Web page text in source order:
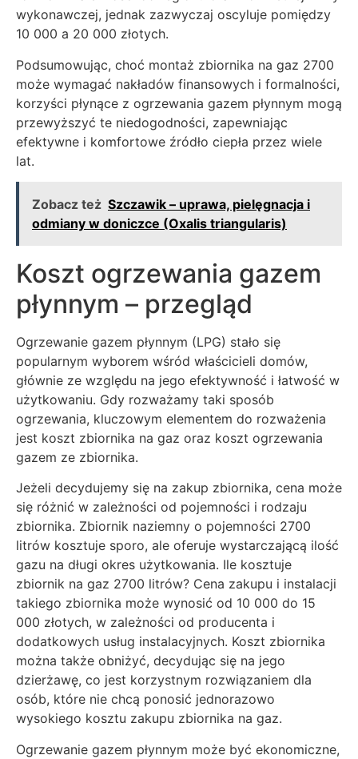
wykonawczej, jednak zazwyczaj oscyluje pomiędzy
10 000 a 20 000 złotych.
Podsumowując, choć montaż zbiornika na gaz 2700
może wymagać nakładów finansowych i formalności,
korzyści płynące z ogrzewania gazem płynnym mogą
przewyższyć te niedogodności, zapewniając
efektywne i komfortowe źródło ciepła przez wiele
lat.
Zobacz też Szczawik – uprawa, pielęgnacja i
odmiany w doniczce (Oxalis triangularis)
Koszt ogrzewania gazem
płynnym – przegląd
Ogrzewanie gazem płynnym (LPG) stało się
popularnym wyborem wśród właścicieli domów,
głównie ze względu na jego efektywność i łatwość w
użytkowaniu. Gdy rozważamy taki sposób
ogrzewania, kluczowym elementem do rozważenia
jest koszt zbiornika na gaz oraz koszt ogrzewania
gazem ze zbiornika.
Jeżeli decydujemy się na zakup zbiornika, cena może
się różnić w zależności od pojemności i rodzaju
zbiornika. Zbiornik naziemny o pojemności 2700
litrów kosztuje sporo, ale oferuje wystarczającą ilość
gazu na długi okres użytkowania. Ile kosztuje
zbiornik na gaz 2700 litrów? Cena zakupu i instalacji
takiego zbiornika może wynosić od 10 000 do 15
000 złotych, w zależności od producenta i
dodatkowych usług instalacyjnych. Koszt zbiornika
można także obniżyć, decydując się na jego
dzierżawę, co jest korzystnym rozwiązaniem dla
osób, które nie chcą ponosić jednorazowo
wysokiego kosztu zakupu zbiornika na gaz.
Ogrzewanie gazem płynnym może być ekonomiczne,